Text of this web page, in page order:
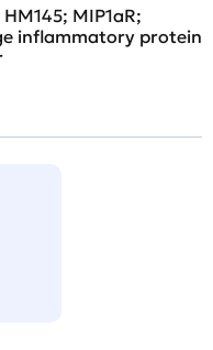
HM145; MIP1aR;
inflammatory protein